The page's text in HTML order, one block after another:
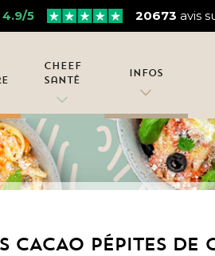
4.9/5 20673 avis
Cheef
Santé
Infos
CACAO PÉPITES DE